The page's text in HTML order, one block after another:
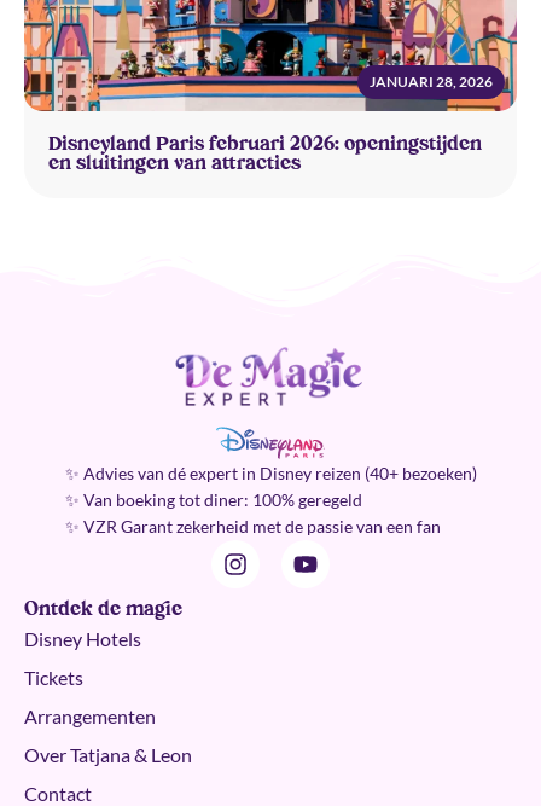
JANUARI 28, 2026
Disneyland Paris februari 2026: openingstijden
en sluitingen van attracties
✨ Advies van dé expert in Disney reizen (40+ bezoeken)
✨ Van boeking tot diner: 100% geregeld
✨ VZR Garant zekerheid met de passie van een fan
Ontdek de magie
Disney Hotels
Tickets
Arrangementen
Over Tatjana & Leon
Contact